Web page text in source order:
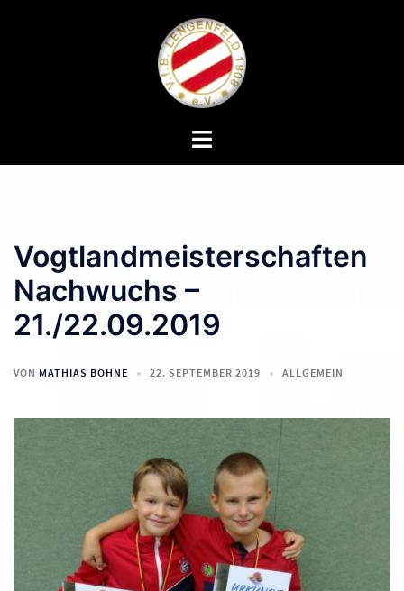
Menü
Vogtlandmeisterschaften
Nachwuchs –
21./22.09.2019
VON MATHIAS BOHNE 22. SEPTEMBER 2019 ALLGEMEIN